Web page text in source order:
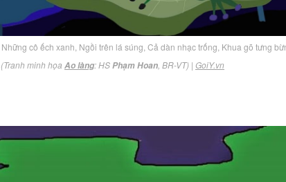
cô ếch xanh, Ngồi trên lá súng, Cả dàn nhạc trống, Khua gõ tưng
(Tranh minh họa Ao làng: HSPhạm Hoan , BR-VT) | GoiY.vn